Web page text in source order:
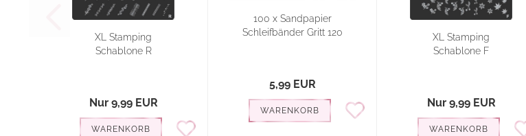
XL Stamping
Schablone R
Nur 9,99 EUR
WARENKORB
100 x Sandpapier
Schleifbänder Gritt 120
5,99 EUR
WARENKORB
XL Stamping
Schablone F
Nur 9,99 EUR
WARENKORB